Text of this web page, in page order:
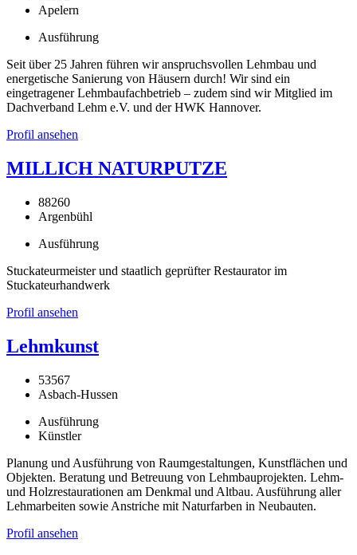
Apelern
Ausführung
Seit über 25 Jahren führen wir anspruchsvollen Lehmbau und
energetische Sanierung von Häusern durch! Wir sind ein
eingetragener Lehmbaufachbetrieb – zudem sind wir Mitglied im
Dachverband Lehm e.V. und der HWK Hannover.
Profil ansehen
MILLICH NATURPUTZE
88260
Argenbühl
Ausführung
Stuckateurmeister und staatlich geprüfter Restaurator im
Stuckateurhandwerk
Profil ansehen
Lehmkunst
53567
Asbach-Hussen
Ausführung
Künstler
Planung und Ausführung von Raumgestaltungen, Kunstflächen und
Objekten. Beratung und Betreuung von Lehmbauprojekten. Lehm-
und Holzrestaurationen am Denkmal und Altbau. Ausführung aller
Lehmarbeiten sowie Anstriche mit Naturfarben in Neubauten.
Profil ansehen